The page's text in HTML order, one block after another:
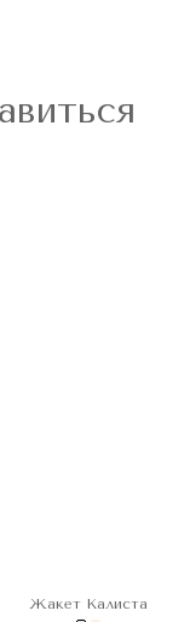
Жакет Калиста